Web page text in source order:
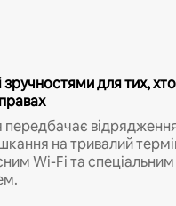
для тих, хто
на тривалий
Wi-Fi та спеціальним